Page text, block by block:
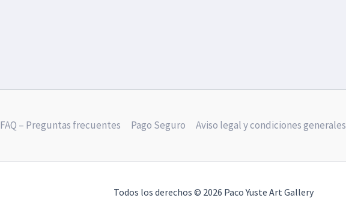
FAQ – Preguntas frecuentes Pago Seguro Aviso legal y condiciones generales
Todos los derechos © 2026 Paco Yuste Art Gallery